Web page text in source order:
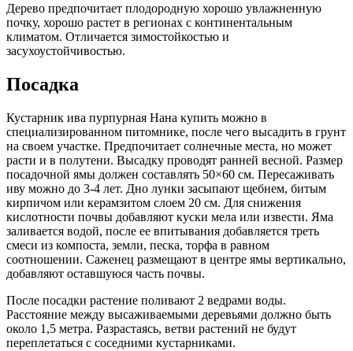
Дерево предпочитает плодородную хорошо увлажненную
почку, хорошо растет в регионах с континентальным
климатом. Отличается зимостойкостью и
засухоустойчивостью.
Посадка
Кустарник ива пурпурная Нана купить можно в
специализированном питомнике, после чего высадить в грунт
на своем участке. Предпочитает солнечные места, но может
расти и в полутени. Высадку проводят ранней весной. Размер
посадочной ямы должен составлять 50×60 см. Пересаживать
иву можно до 3-4 лет. Дно лунки засыпают щебнем, битым
кирпичом или керамзитом слоем 20 см. Для снижения
кислотности почвы добавляют куски мела или извести. Яма
заливается водой, после ее впитывания добавляется треть
смеси из компоста, земли, песка, торфа в равном
соотношении. Саженец размещают в центре ямы вертикально,
добавляют оставшуюся часть почвы.
После посадки растение поливают 2 ведрами воды.
Расстояние между высаживаемыми деревьями должно быть
около 1,5 метра. Разрастаясь, ветви растений не будут
переплетаться с соседними кустарниками.